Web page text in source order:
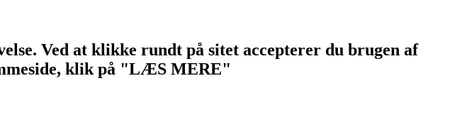
Ved at klikke rundt på sitet accepterer du brugen af
klik på "LÆS MERE"